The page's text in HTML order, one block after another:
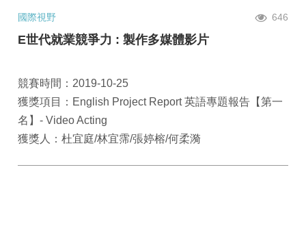
國際視野 646
E世代就業競爭力 : 製作多媒體影片
競賽時間：2019-10-25
獲獎項目：English Project Report 英語專題報告【第一
名】- Video Acting
獲獎人：杜宜庭/林宜霈/張婷榕/何柔漪